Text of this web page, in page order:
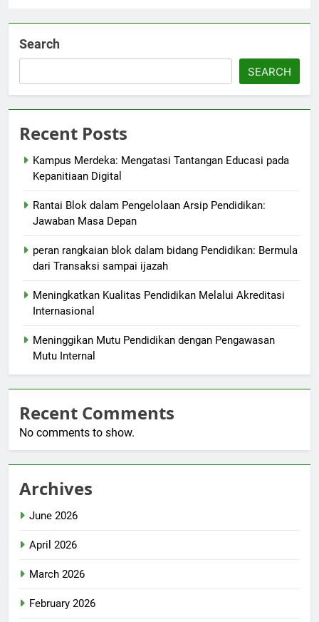
Search
SEARCH
Recent Posts
Kampus Merdeka: Mengatasi Tantangan Educasi pada
Kepanitiaan Digital
Rantai Blok dalam Pengelolaan Arsip Pendidikan:
Jawaban Masa Depan
peran rangkaian blok dalam bidang Pendidikan: Bermula
dari Transaksi sampai ijazah
Meningkatkan Kualitas Pendidikan Melalui Akreditasi
Internasional
Meninggikan Mutu Pendidikan dengan Pengawasan
Mutu Internal
Recent Comments
No comments to show.
Archives
June 2026
April 2026
March 2026
February 2026